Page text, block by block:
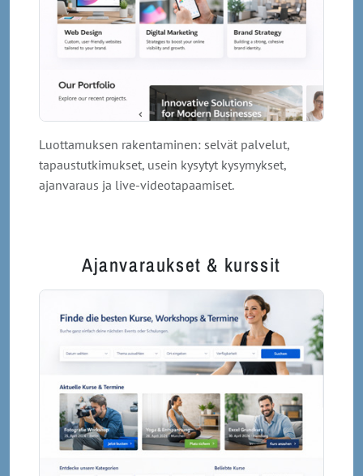
Luottamuksen rakentaminen: selvät palvelut,
tapaustutkimukset, usein kysytyt kysymykset,
ajanvaraus ja live-videotapaamiset.
Ajanvaraukset & kurssit